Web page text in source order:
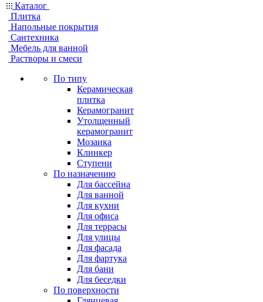
Каталог
Плитка
Напольные покрытия
Сантехника
Мебель для ванной
Растворы и смеси
По типу
Керамическая
плитка
Керамогранит
Утолщенный
керамогранит
Мозаика
Клинкер
Ступени
По назначению
Для бассейна
Для ванной
Для кухни
Для офиса
Для террасы
Для улицы
Для фасада
Для фартука
Для бани
Для беседки
По поверхности